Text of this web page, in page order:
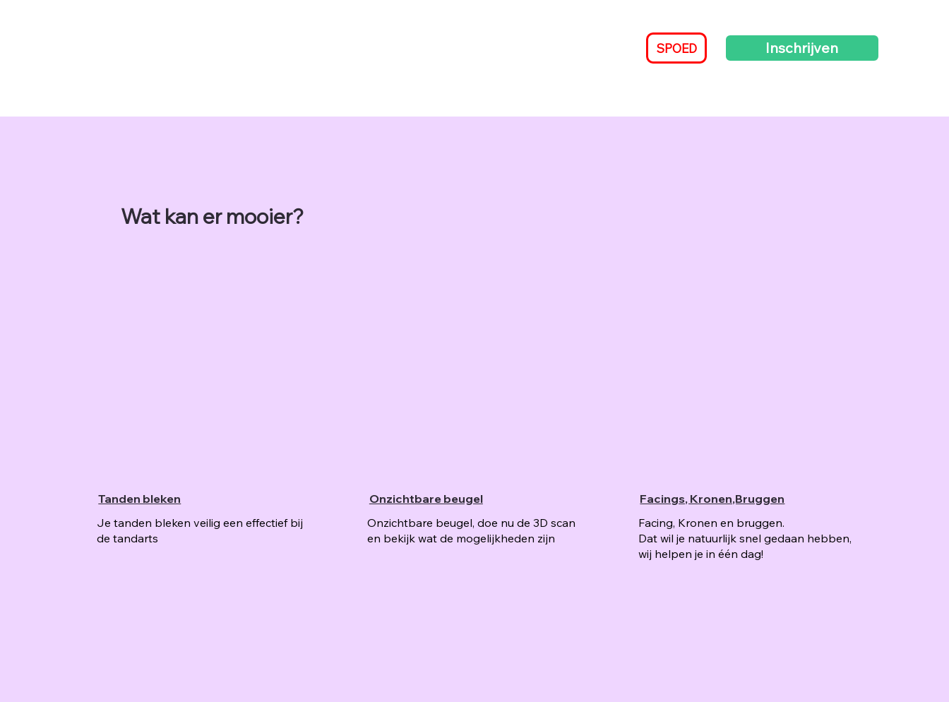
Inschrijven
SPOED
Wat kan er mooier?
Tanden bleken
Je tanden bleken veilig een effectief bij
de tandarts
Onzichtbare beugel
Onzichtbare beugel, doe nu de 3D scan
en bekijk wat de mogelijkheden zijn
Facings, Kronen,Bruggen
Facing, Kronen en bruggen.
Dat wil je natuurlijk snel gedaan hebben,
wij helpen je in één dag!